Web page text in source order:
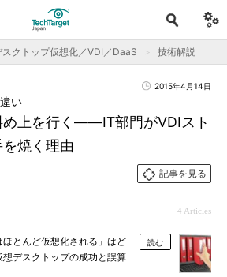
スクトップ仮想化／VDI／DaaS 技術解説
2015年4月14日
め上を行く――IT部門がVDIスト
焼く理由
い
記事を見る
4 Articles
ほとんど仮想化される」はど
デスクトップの成功と誤算
読む